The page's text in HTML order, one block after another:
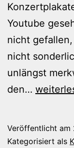
Youtube
nicht
nicht
unlängst
den… Mit
gegen
Veröffentlicht am
Kategorisiert als